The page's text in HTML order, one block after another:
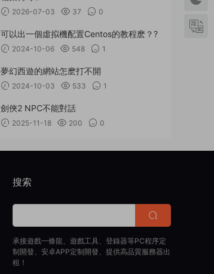
2026-07-03 37 0
可以出一個虛拟機配置Centos的教程麽？?
2024-10-06 548 1
夢幻西遊的網站怎麽打不開
2024-10-03 533 1
劍俠2 NPC不能對話
2025-11-18 200 0
搜索
承接遊戲一條龍、遊戲工具、登錄器等PC程序定
制開發、安卓APP定制開發、提供高品質服務器出
租！